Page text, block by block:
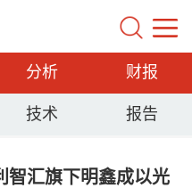
分析 财报
技术 报告
智汇旗下明鑫成以光